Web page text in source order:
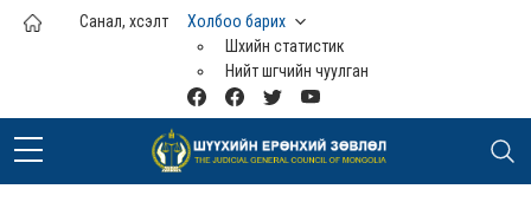
Үндсэн агуулга руу шилжих
Санал, хүсэлт
Холбоо барих
Шүүхийн статистик
Нийт шүүгчийн чуулган